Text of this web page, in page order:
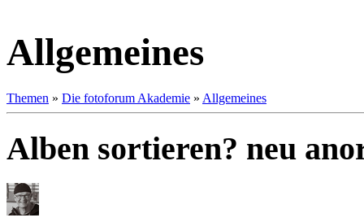
Allgemeines
Themen » Die fotoforum Akademie » Allgemeines
Alben sortieren? neu